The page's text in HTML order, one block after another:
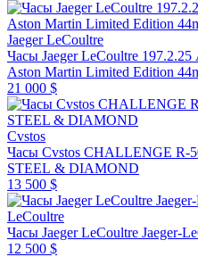
Jaeger LeCoultre
Часы Jaeger LeCoultre
Aston Martin Limited Edition
21 000 $
Cvstos
Часы Cvstos CHALLENGE R-
STEEL & DIAMOND
13 500 $
LeCoultre
Часы Jaeger LeCoultre Jaeger-
12 500 $